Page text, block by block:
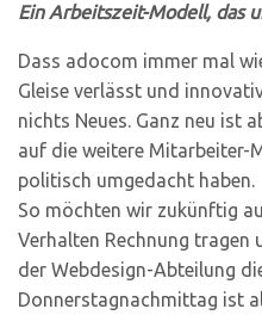
Ein Arbeitszeit-Modell, das
Dass adocom immer mal
Gleise verlässt und
nichts Neues. Ganz neu ist
auf die weitere Mitarbeiter-
politisch umgedacht haben.
So möchten wir zukünftig
Verhalten Rechnung tragen
der Webdesign-Abteilung
Donnerstagnachmittag ist